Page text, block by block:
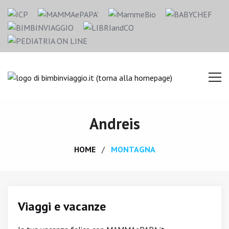
Andreis
HOME MONTAGNA
Viaggi e vacanze